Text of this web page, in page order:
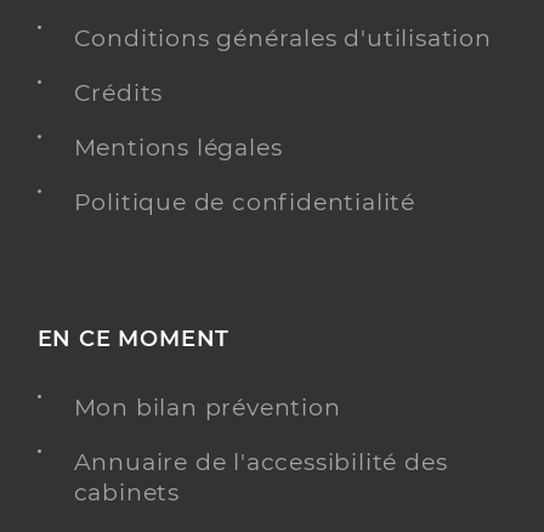
Conditions générales d'utilisation
Crédits
Mentions légales
Politique de confidentialité
EN CE MOMENT
Mon bilan prévention
Annuaire de l'accessibilité des
cabinets